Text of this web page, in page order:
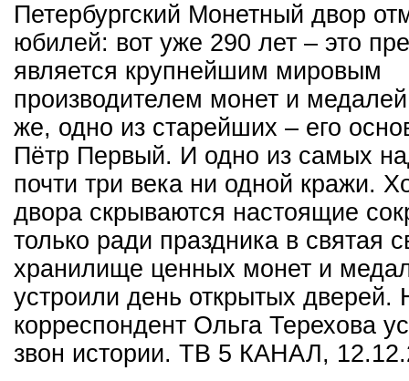
Петербургский Монетный двор
юбилей: вот уже 290 лет – это
является крупнейшим мировым
производителем монет и
же, одно из старейших – его
Пётр Первый. И одно из самых
почти три века ни одной кражи.
двора скрываются настоящие
только ради праздника в святая
хранилище ценных монет и
устроили день открытых дверей.
корреспондент Ольга Терехова
звон истории. ТВ 5 КАНАЛ,